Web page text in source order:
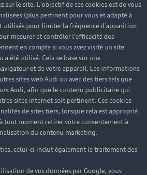
Des
votre Audi
Tous les techniciens
l'ensemble des
outillage de pointe,
complète. De
sont effectuées
sur le site. L'objectif de ces cookies est de vous
(plus pertinent pour vous et adapté à
utilisés pour limiter la fréquence d'apparition
mesurer et contrôler l'efficacité des
en compte si vous avez visité un site
été utilisé. Cela se base sur une
et de votre appareil. Les informations
sites web Audi ou avec des tiers tels que
Audi, afin que le contenu publicitaire qui
sites internet soit pertinent. Ces cookies
de sites tiers, lorsque cela est approprié.
tout moment retirer votre consentement à
du contenu marketing.
celui-ci inclut également le traitement des
de vos données par Google, vous